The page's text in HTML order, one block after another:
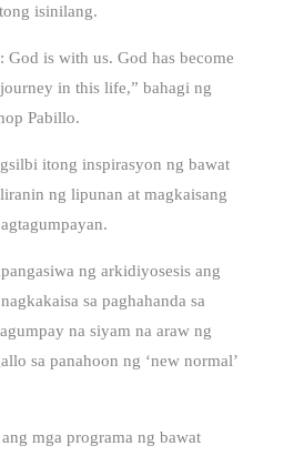
isinilang.
God is with us. God has become
in this life,” bahagi ng
Pabillo.
itong inspirasyon ng bawat
ng lipunan at magkaisang
ng arkidiyosesis ang
sa paghahanda sa
na siyam na araw ng
sa panahoon ng ‘new normal’
mga programa ng bawat